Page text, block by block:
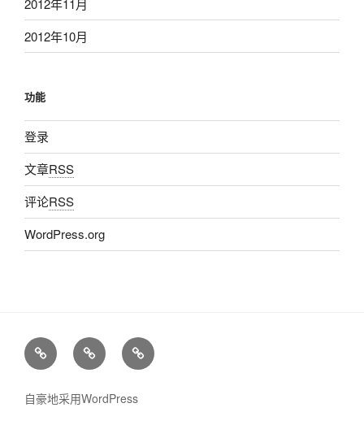
2012年10月
功能
登录
文章RSS
评论RSS
WordPress.org
管
理
站
点
菜
单
我
在
自豪地采用WordPress